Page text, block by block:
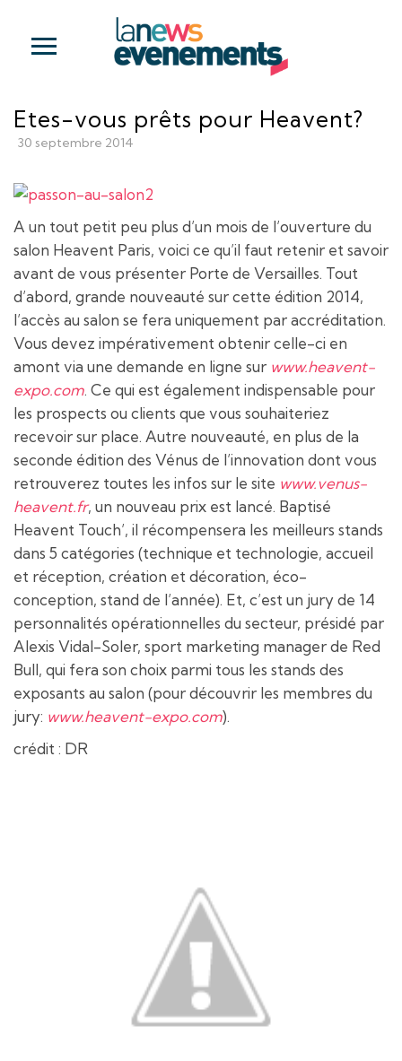
Etes-vous prêts pour Heavent?
30 septembre 2014
A un tout petit peu plus d’un mois de l’ouverture du
salon Heavent Paris, voici ce qu’il faut retenir et savoir
avant de vous présenter Porte de Versailles. Tout
d’abord, grande nouveauté sur cette édition 2014,
l’accès au salon se fera uniquement par accréditation.
Vous devez impérativement obtenir celle-ci en
amont via une demande en ligne sur www.heavent-
expo.com. Ce qui est également indispensable pour
les prospects ou clients que vous souhaiteriez
recevoir sur place. Autre nouveauté, en plus de la
seconde édition des Vénus de l’innovation dont vous
retrouverez toutes les infos sur le site www.venus-
heavent.fr, un nouveau prix est lancé. Baptisé
Heavent Touch’, il récompensera les meilleurs stands
dans 5 catégories (technique et technologie, accueil
et réception, création et décoration, éco-
conception, stand de l’année). Et, c’est un jury de 14
personnalités opérationnelles du secteur, présidé par
Alexis Vidal-Soler, sport marketing manager de Red
Bull, qui fera son choix parmi tous les stands des
exposants au salon (pour découvrir les membres du
jury: www.heavent-expo.com).
crédit : DR